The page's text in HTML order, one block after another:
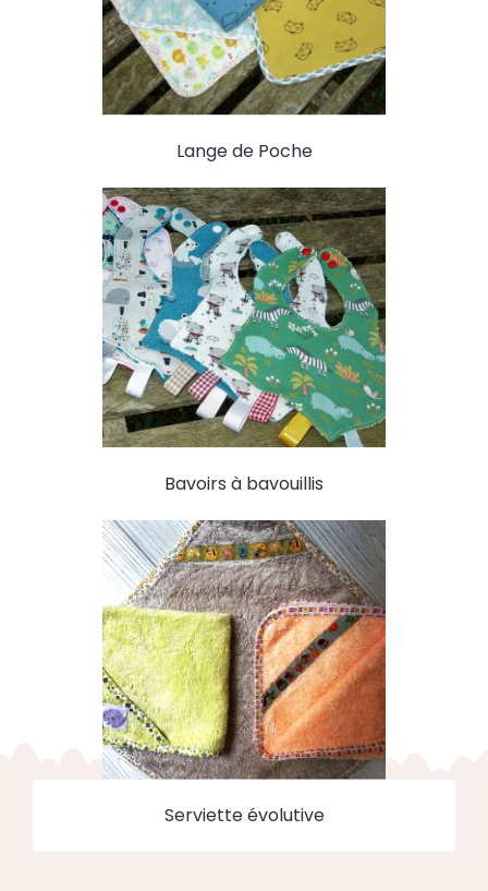
Lange de Poche
Bavoirs à bavouillis
Serviette évolutive